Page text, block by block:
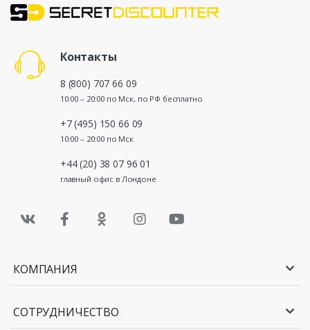
Контакты
8 (800) 707 66 09
10:00 – 20:00 по Мск, по РФ бесплатно
+7 (495) 150 66 09
10:00 – 20:00 по Мск
+44 (20) 38 07 96 01
главный офис в Лондоне
КОМПАНИЯ
СОТРУДНИЧЕСТВО